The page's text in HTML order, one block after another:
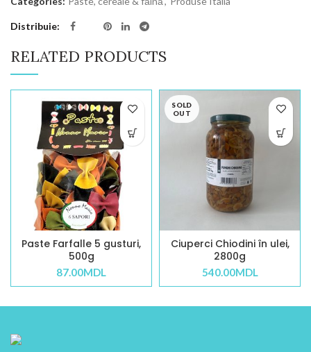
Distribuie
RELATED PRODUCTS
Paste Farfalle 5 gusturi,
500g
87.00MDL
SOLD
OUT
Ciuperci Chiodini în ulei,
2800g
540.00MDL